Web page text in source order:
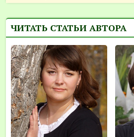
ЧИТАТЬ СТАТЬИ АВТОРА